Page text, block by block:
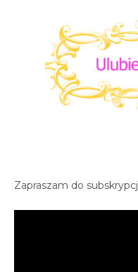
Zapraszam do